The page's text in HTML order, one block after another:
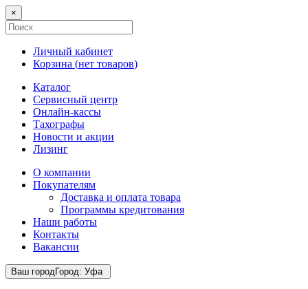
×
Личный кабинет
Корзина (нет товаров)
Каталог
Сервисный центр
Онлайн-кассы
Тахографы
Новости и акции
Лизинг
О компании
Покупателям
Доставка и оплата товара
Программы кредитования
Наши работы
Контакты
Вакансии
Ваш городГород: Уфа